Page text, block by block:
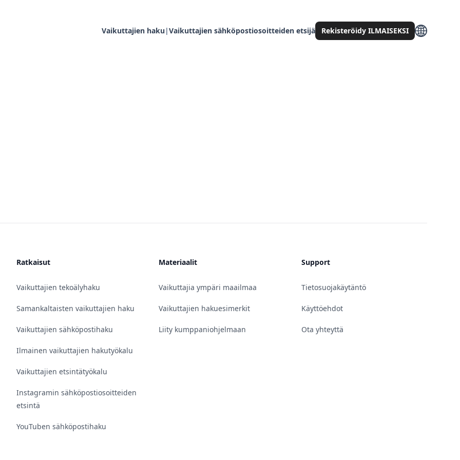
Vaikuttajien haku |Vaikuttajien sähköpostiosoitteiden etsijä Rekisteröidy ILMAISEKSI
Ratkaisut
Vaikuttajien tekoälyhaku
Samankaltaisten vaikuttajien haku
Vaikuttajien sähköpostihaku
Ilmainen vaikuttajien hakutyökalu
Vaikuttajien etsintätyökalu
Instagramin sähköpostiosoitteiden
etsintä
YouTuben sähköpostihaku
Materiaalit
Vaikuttajia ympäri maailmaa
Vaikuttajien hakuesimerkit
Liity kumppaniohjelmaan
Support
Tietosuojakäytäntö
Käyttöehdot
Ota yhteyttä